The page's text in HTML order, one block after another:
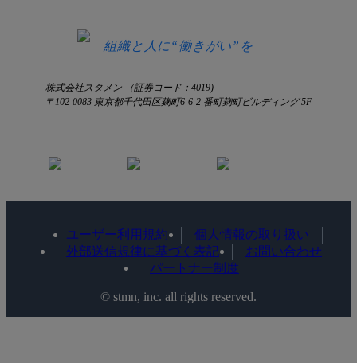
組織と人に“働きがい”を
株式会社スタメン （証券コード：4019)
〒102-0083 東京都千代田区麹町6-6-2 番町麹町ビルディング 5F
ユーザー利用規約
個人情報の取り扱い
外部送信規律に基づく表記
お問い合わせ
パートナー制度
©️ stmn, inc. all rights reserved.